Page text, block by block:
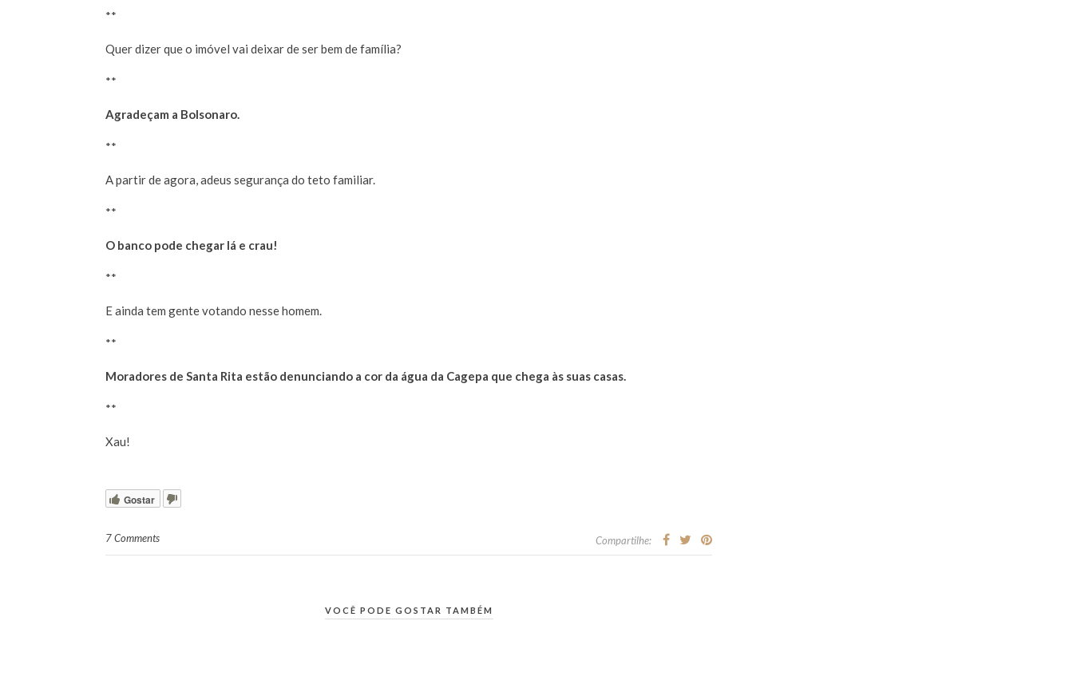
**
Quer dizer que o imóvel vai deixar de ser bem de família?
**
Agradeçam a Bolsonaro.
**
A partir de agora, adeus segurança do teto familiar.
**
O banco pode chegar lá e crau!
**
E ainda tem gente votando nesse homem.
**
Moradores de Santa Rita estão denunciando a cor da água da Cagepa que chega às suas casas.
**
Xau!
Gostar
7 Comments Compartilhe:
VOCÊ PODE GOSTAR TAMBÉM